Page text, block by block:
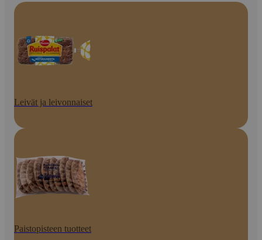
Leivät ja leivonnaiset
Paistopisteen tuotteet